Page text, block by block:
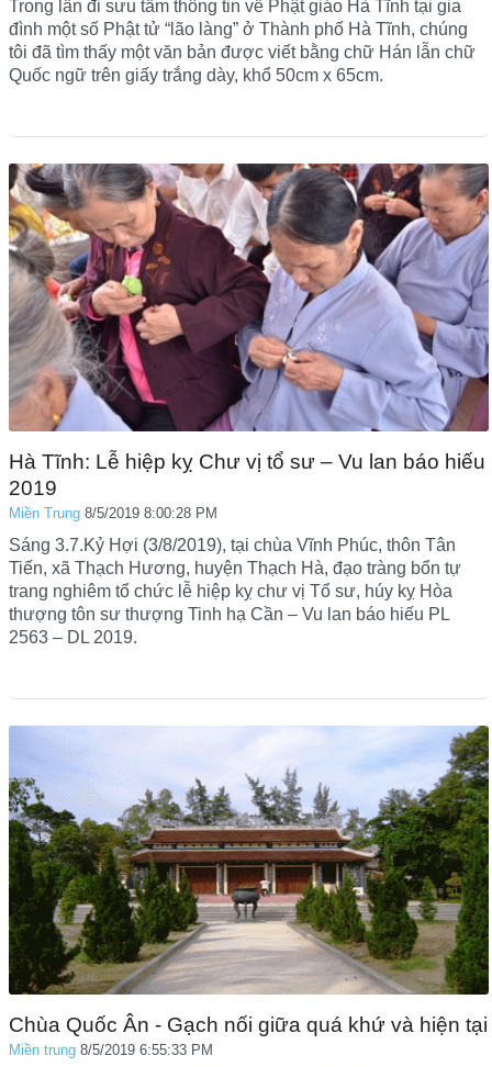
Trong lần đi sưu tầm thông tin về Phật giáo Hà Tĩnh tại gia
đình một số Phật tử “lão làng” ở Thành phố Hà Tĩnh, chúng
tôi đã tìm thấy một văn bản được viết bằng chữ Hán lẫn chữ
Quốc ngữ trên giấy trắng dày, khổ 50cm x 65cm.
Hà Tĩnh: Lễ hiệp kỵ Chư vị tổ sư – Vu lan báo hiếu
2019
Miền Trung 8/5/2019 8:00:28 PM
Sáng 3.7.Kỷ Hợi (3/8/2019), tại chùa Vĩnh Phúc, thôn Tân
Tiến, xã Thạch Hương, huyện Thạch Hà, đạo tràng bổn tự
trang nghiêm tổ chức lễ hiệp kỵ chư vị Tổ sư, húy kỵ Hòa
thượng tôn sư thượng Tinh hạ Cần – Vu lan báo hiếu PL
2563 – DL 2019.
Chùa Quốc Ân - Gạch nối giữa quá khứ và hiện tại
Miền trung 8/5/2019 6:55:33 PM